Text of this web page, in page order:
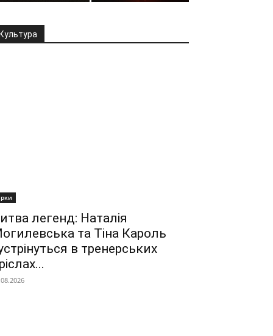
Культура
легенд: Наталія
та Тіна Кароль
в тренерських